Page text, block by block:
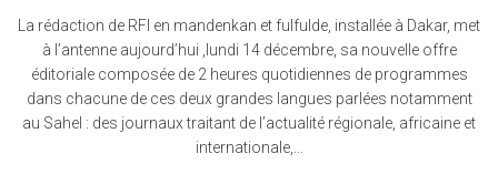
La rédaction de RFI en mandenkan et fulfulde, installée à Dakar, met
à l’antenne aujourd’hui ,lundi 14 décembre, sa nouvelle offre
éditoriale composée de 2 heures quotidiennes de programmes
dans chacune de ces deux grandes langues parlées notamment
au Sahel : des journaux traitant de l’actualité régionale, africaine et
internationale,...